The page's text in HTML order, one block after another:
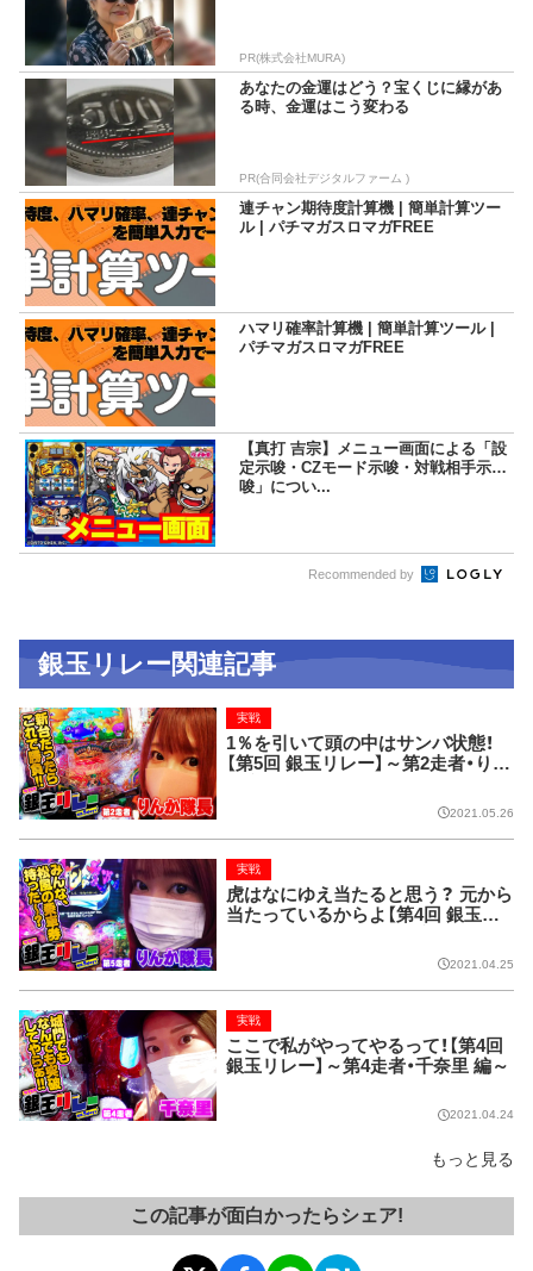
PR(株式会社MURA)
あなたの金運はどう？宝くじに縁があ
る時、金運はこう変わる
PR(合同会社デジタルファーム )
連チャン期待度計算機 | 簡単計算ツー
ル | パチマガスロマガFREE
ハマリ確率計算機 | 簡単計算ツール |
パチマガスロマガFREE
【真打 吉宗】メニュー画面による「設
定示唆・CZモード示唆・対戦相手示
唆」につい...
Recommended by
銀玉リレー関連記事
1％を引いて頭の中はサンバ状態！
【第5回 銀玉リレー】～第2走者・りん
実戦
2021.05.26
虎はなにゆえ当たると思う？ 元から
当たっているからよ【第4回 銀玉リ
実戦
2021.04.25
ここで私がやってやるって！【第4回
銀玉リレー】～第4走者・千奈里 編～
実戦
2021.04.24
もっと見る
この記事が面白かったらシェア!